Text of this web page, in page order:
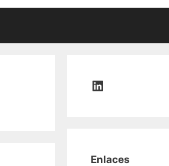
LinkedIn
Enlaces